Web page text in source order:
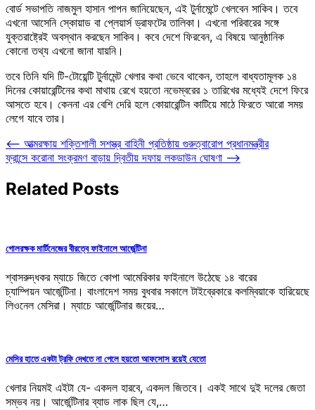
বোর্ড সভাপতি নাজমুল হাসান পাপন জানিয়েছেন, এই টুর্নামেন্টে খেলবেন সাকিব। তবে
এখনো আসেনি স্কোয়াড বা প্লেয়ার্স ড্রাফটের তালিকা। এখনো পরিবারের সঙ্গে
যুক্তরাষ্ট্রেই অবস্থান করছেন সাকিব। কবে দেশে ফিরবেন, এ বিষয়ে আনুষ্ঠানিক
কোনো তথ্য এখনো জানা যায়নি।
তবে তিনি যদি টি-টোয়েন্টি টুর্নামেন্ট খেলার কথা ভেবে থাকেন, তাহলে বাধ্যতামূলক ১৪
দিনের কোয়ারেন্টিনের কথা মাথায় রেখে হয়তো নভেম্বরের ১ তারিখের মধ্যেই দেশে ফিরে
আসতে হবে। কেননা এর বেশি দেরি হলে কোয়ারেন্টিন কাটিয়ে মাঠে ফিরতে আরো সময়
লেগে যাবে তার।
Post
navigation
⟵ আত্মরক্ষায় শক্তিশালী সশস্ত্র বাহিনী প্রতিষ্ঠায় গুরুত্বারোপ প্রধানমন্ত্রীর
ফ্রান্সে করোনা সংক্রমণ বাড়ায় দ্বিতীয় দফায় লকডাউন ঘোষণা ⟶
Related Posts
গোলরক্ষক মার্টিনেজের বীরত্বে ফাইনালে আর্জেন্টিনা
শ্বাসরুদ্ধকর ম্যাচে জিতে কোপা আমেরিকার ফাইনালে উঠেছে ১৪ বারের
চ্যাম্পিয়ন আর্জেন্টিনা। বাংলাদেশ সময় বুধবার সকালে টাইব্রেকারে কলম্বিয়াকে হারিয়েছে
লিওনেল মেসিরা। ম্যাচে আর্জেন্টিনার জয়ের…
মেসির হাতে একটা ট্রফি দেখতে না পেলে হয়তো আফসোস রয়েই যেতো
খেলার নিয়মই এইটা যে- একদল হারবে, একদল জিতবে। একই সাথে দুই দলের জেতা
সম্ভব নয়। আর্জেন্টিনার ব্যাড লাক ছিল যে,…